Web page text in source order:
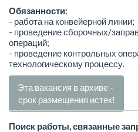
Обязанности:
- работа на конвейерной линии;
- проведение сборочных/
операций;
- проведение контрольных
технологическому процессу.
Эта вакансия в архиве -
срок размещения истек!
Поиск работы, связанные